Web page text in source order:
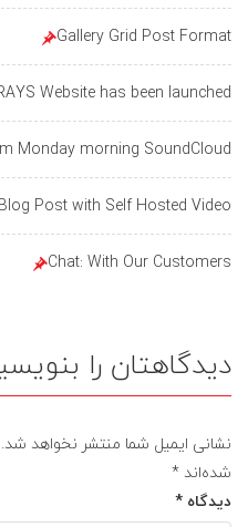
Gallery Grid Post Format
Website has been launched
Monday morning SoundCloud
Blog Post with Self Hosted Video
Chat: With Our Customers
دیدگاهتان را
نشانی ایمیل شما منتشر نخواهد شد.
شده‌اند *
دیدگاه *